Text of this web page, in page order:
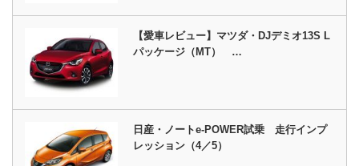
【愛車レビュー】マツダ・DJデミオ13S L
パッケージ（MT） …
日産・ノートe-POWER試乗 走行インプ
レッション（4／5）